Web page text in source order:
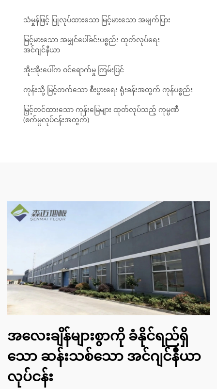
သံမှုန်ဖြင့် ပြုလုပ်ထားသော မြင့်မားသော အမျက်ပြား
မြင့်မားသော အမျှင်ပေါ်ခင်းပစ္စည်း ထုတ်လုပ်ရေး
အင်ဂျင်နီယာ
အိုးအိုးပေါ်က ဝင်ရောက်မှု ကြမ်းပြင်
ကုန်းသို့ မြင့်တက်သော စီးပွားရေး ရုံးခန်းအတွက် ကုန်ပစ္စည်း
မြှင့်တင်ထားသော ကုန်းမြေများ ထုတ်လုပ်သည့် ကုမ္ပဏီ
(စက်မှုလုပ်ငန်းအတွက်)
အလေးချိန်များစွာကို ခံနိုင်ရည်ရှိ
သော ဆန်းသစ်သော အင်ဂျင်နီယာ
လုပ်ငန်း